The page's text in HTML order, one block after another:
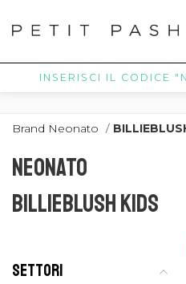
INSERISCI IL CODICE
Brand Neonato /
NEONATO
BILLIEBLUSH KIDS
SETTORI